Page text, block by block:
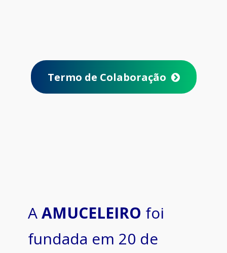
Termo de Colaboração
AAMUCELEIRO foi
fundada em 20 de